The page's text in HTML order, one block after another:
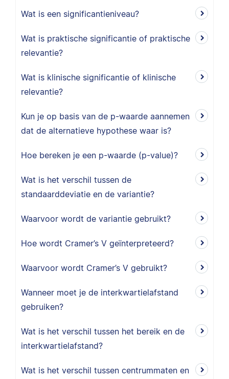
Wat is een significantieniveau?
Wat is praktische significantie of praktische
relevantie?
Wat is klinische significantie of klinische
relevantie?
Kun je op basis van de p-waarde aannemen
dat de alternatieve hypothese waar is?
Hoe bereken je een p-waarde (p-value)?
Wat is het verschil tussen de
standaarddeviatie en de variantie?
Waarvoor wordt de variantie gebruikt?
Hoe wordt Cramer’s V geïnterpreteerd?
Waarvoor wordt Cramer’s V gebruikt?
Wanneer moet je de interkwartielafstand
gebruiken?
Wat is het verschil tussen het bereik en de
interkwartielafstand?
Wat is het verschil tussen centrummaten en